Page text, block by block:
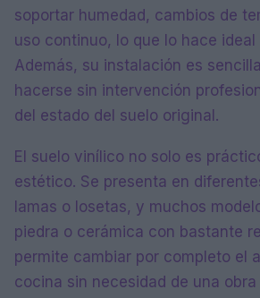
soportar humedad, cambios de
uso continuo, lo que lo hace
Además, su instalación es
hacerse sin intervención
del estado del suelo original.
El suelo vinílico no solo es
estético. Se presenta en
lamas o losetas, y muchos
piedra o cerámica con bastante
permite cambiar por completo el
cocina sin necesidad de una obra